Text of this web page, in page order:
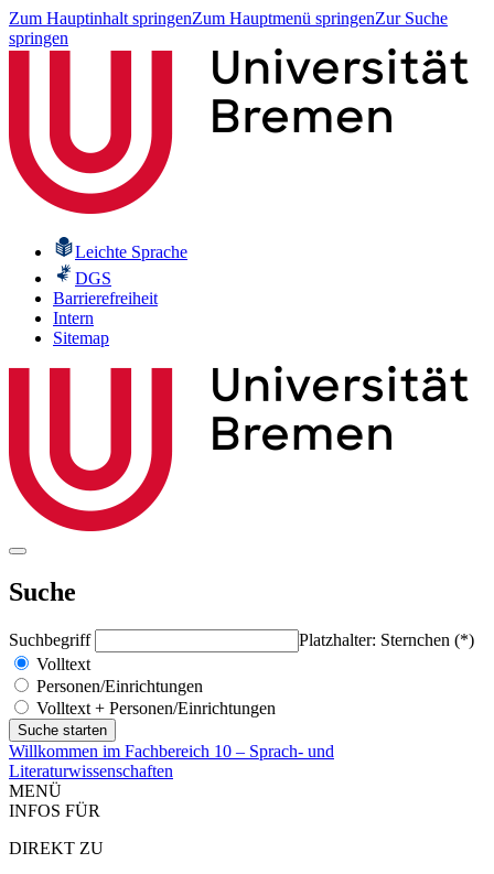
Zum Hauptinhalt springenZum Hauptmenü springenZur Suche
springen
Leichte Sprache
DGS
Barrierefreiheit
Intern
Sitemap
Suche
Suchbegriff
Platzhalter: Sternchen (*)
Volltext
Personen/Einrichtungen
Volltext + Personen/Einrichtungen
Willkommen im Fachbereich 10 – Sprach- und
Literaturwissenschaften
MENÜ
INFOS FÜR
DIREKT ZU